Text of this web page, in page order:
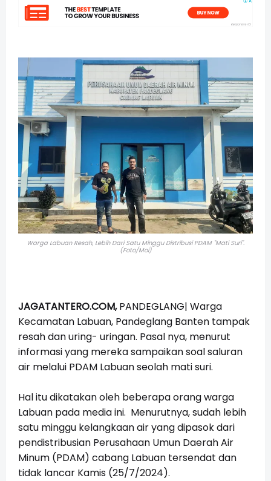
Warga Labuan Resah, Lebih Dari Satu Minggu Distribusi PDAM "Mati Suri".
(Foto/Moi)
JAGATANTERO.COM,PANDEGLANG| Warga
Kecamatan Labuan, Pandeglang Banten tampak
resah dan uring- uringan. Pasal nya, menurut
informasi yang mereka sampaikan soal saluran
air melalui PDAM Labuan seolah mati suri.
Hal itu dikatakan oleh beberapa orang warga
Labuan pada media ini. Menurutnya, sudah lebih
satu minggu kelangkaan air yang dipasok dari
pendistribusian Perusahaan Umun Daerah Air
Minum (PDAM) cabang Labuan tersendat dan
tidak lancar Kamis (25/7/2024).